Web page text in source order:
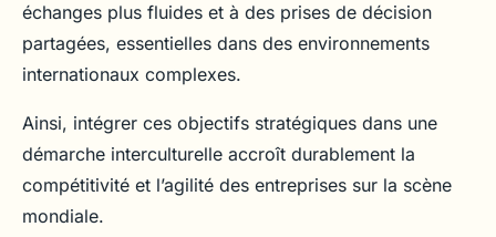
échanges plus fluides et à des prises de décision
partagées, essentielles dans des environnements
internationaux complexes.
Ainsi, intégrer ces objectifs stratégiques dans une
démarche interculturelle accroît durablement la
compétitivité et l’agilité des entreprises sur la scène
mondiale.